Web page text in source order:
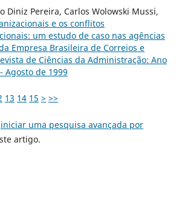
Diniz Pereira, Carlos Wolowski Mussi,
e os conflitos
um estudo de caso nas agências
Empresa Brasileira de Correios e
de Ciências da Administração: Ano
Agosto de 1999
13 14 15 > >>
iniciar uma pesquisa avançada por
artigo.